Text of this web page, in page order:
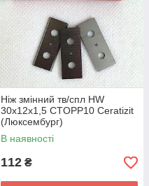
Ніж змінний тв/спл HW
30х12х1,5 CTOPP10 Ceratizit
(Люксембург)
В наявності
112 ₴